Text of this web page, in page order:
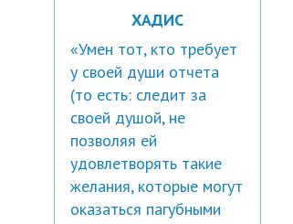
ХАДИС
«Умен тот, кто требует
у своей души отчета
(то есть: следит за
своей душой, не
позволяя ей
удовлетворять такие
желания, которые могут
оказаться пагубными